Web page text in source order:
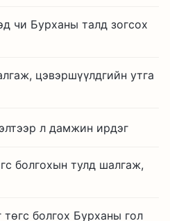
чи Бурханы талд зогсох
цэвэршүүлдгийн утга
л дамжин ирдэг
болгохын тулд шалгаж,
болгох Бурханы гол